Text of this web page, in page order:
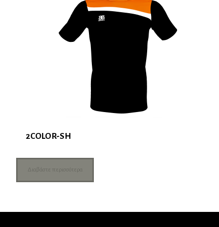
2COLOR-SH
Διαβάστε περισσότερα